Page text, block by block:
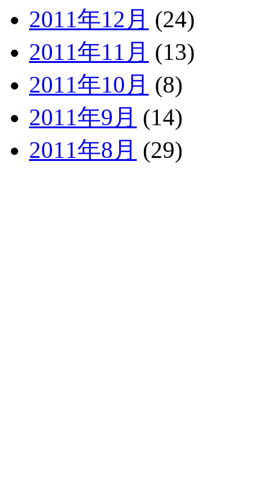
2011年12月 (24)
2011年11月 (13)
2011年10月 (8)
2011年9月 (14)
2011年8月 (29)